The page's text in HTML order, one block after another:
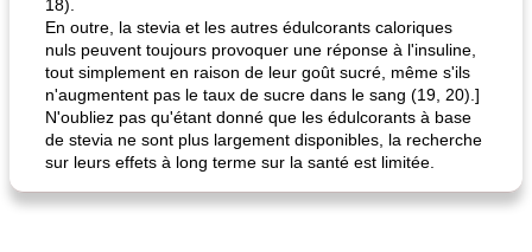
18).
En outre, la stevia et les autres édulcorants caloriques
nuls peuvent toujours provoquer une réponse à l'insuline,
tout simplement en raison de leur goût sucré, même s'ils
n'augmentent pas le taux de sucre dans le sang (19, 20).]
N'oubliez pas qu'étant donné que les édulcorants à base
de stevia ne sont plus largement disponibles, la recherche
sur leurs effets à long terme sur la santé est limitée.